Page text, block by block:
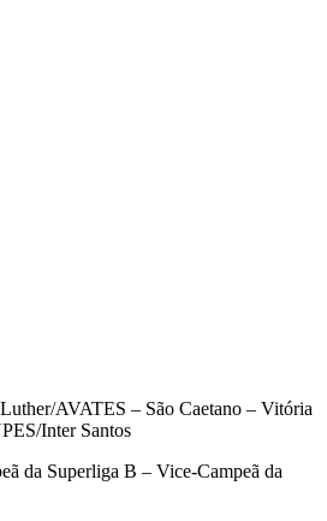
AVATES – São Caetano – Vitória
Inter Santos
da Superliga B – Vice-Campeã da